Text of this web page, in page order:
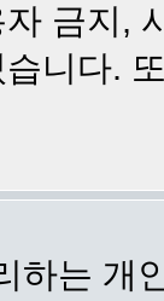
금지,
니다.
하는 개